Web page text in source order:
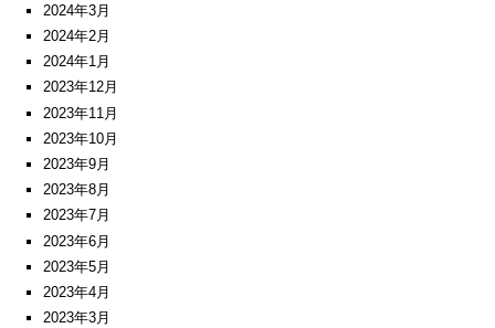
2024年3月
2024年2月
2024年1月
2023年12月
2023年11月
2023年10月
2023年9月
2023年8月
2023年7月
2023年6月
2023年5月
2023年4月
2023年3月